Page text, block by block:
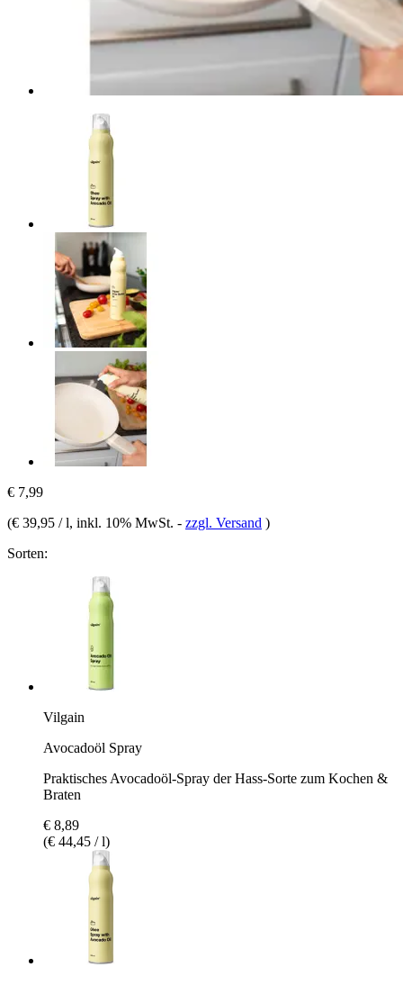
€ 7,99
(€ 39,95 / l, inkl. 10% MwSt. - zzgl. Versand )
Sorten:
Vilgain
Avocadoöl Spray
Praktisches Avocadoöl-Spray der Hass-Sorte zum Kochen &
Braten
€ 8,89
(€ 44,45 / l)